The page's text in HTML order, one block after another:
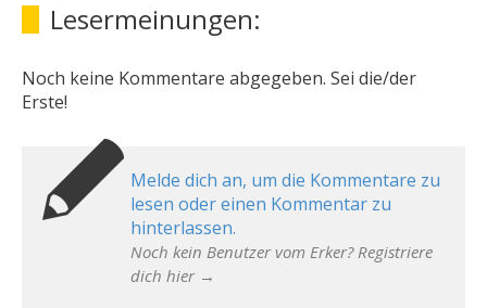
Lesermeinungen:
Noch keine Kommentare abgegeben. Sei die/der
Erste!
Melde dich an, um die Kommentare zu
lesen oder einen Kommentar zu
hinterlassen.
Noch kein Benutzer vom Erker? Registriere
dich hier →